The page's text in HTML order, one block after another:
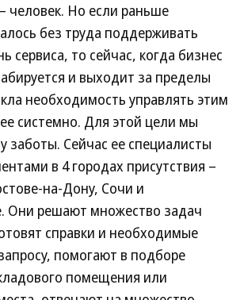
человек. Но если раньше
без труда поддерживать
сервиса, то сейчас, когда бизнес
и выходит за пределы
необходимость управлять этим
системно. Для этой цели мы
заботы. Сейчас ее специалисты
в 4 городах присутствия –
на-Дону, Сочи и
Они решают множество задач
справки и необходимые
помогают в подборе
помещения или